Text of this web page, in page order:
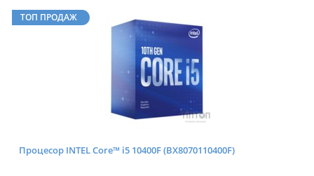
ТОП ПРОДАЖ
Процесор INTEL Core™ i5 10400F (BX8070110400F)